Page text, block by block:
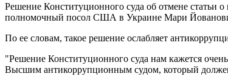
Решение Конституционного суда об отмене статьи
полномочный посол США в Украине Мари
По ее словам, такое решение ослабляет
"Решение Конституционного суда нам кажется
Высшим антикоррупционным судом, который